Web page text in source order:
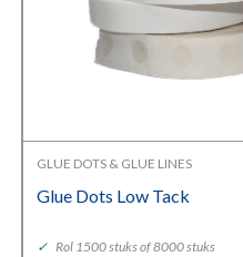
GLUE DOTS & GLUE LINES
Glue Dots Low Tack
✓ Rol 1500 stuks of 8000 stuks